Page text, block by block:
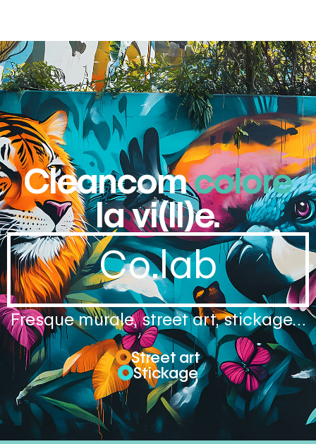
Cleancomcolore
la vi(ll)e.
Co.lab
Fresque murale, street art, stickage…
Street art
Stickage